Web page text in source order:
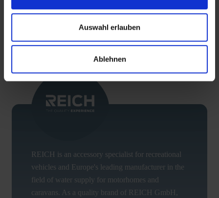
Auswahl erlauben
Ablehnen
REICH is an accessory specialist for recreational
vehicles and Europe's leading manufacturer in the
field of water supply for motorhomes and
caravans. As a quality brand of REICH GmbH,